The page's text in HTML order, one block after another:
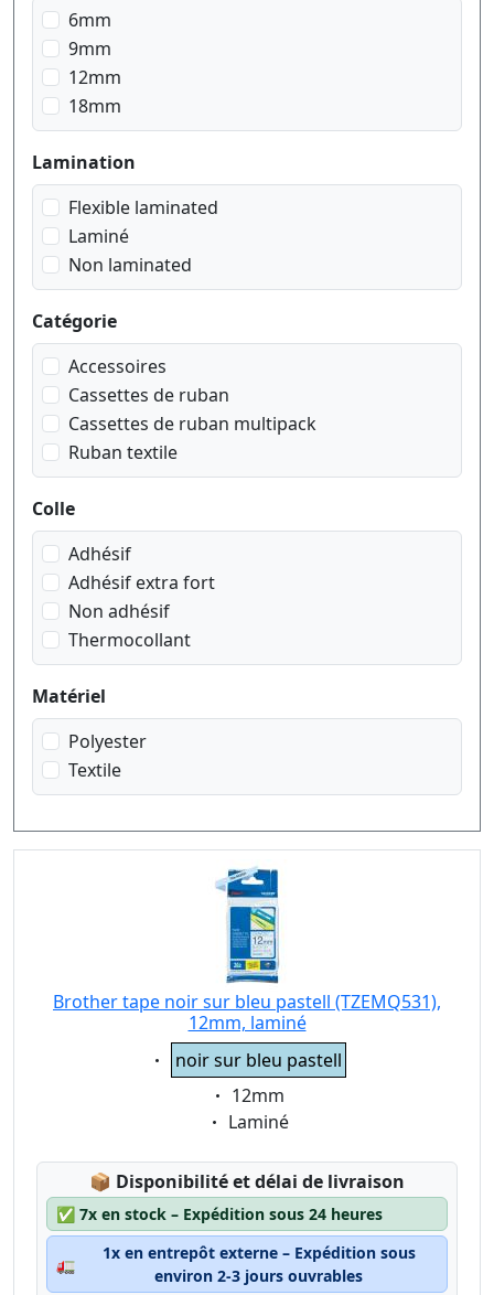
noir sur bleu pastell
noir sur doré geometrisch
noir sur jaune
noir sur lila pastell
noir sur motif Vichy rouge
noir sur motif avec des cœurs roses
noir sur motifs dentelle argent
noir sur rose pastel
noir sur transparent
noir sur transparent matt
rouge sur transparent
6mm
9mm
12mm
18mm
Lamination
Flexible laminated
Laminé
Non laminated
Catégorie
Accessoires
Cassettes de ruban
Cassettes de ruban multipack
Ruban textile
Colle
Adhésif
Adhésif extra fort
Non adhésif
Thermocollant
Matériel
Polyester
Textile
Brother tape noir sur bleu pastell (TZEMQ531),
12mm, laminé
Eigenschaft:
noir sur bleu pastell
Eigenschaft:
12mm
Eigenschaft:
Laminé
📦 Lagerstatus:
Disponibilité et délai de livraison
✅ 7x en stock – Expédition sous 24 heures
🚛
1x en entrepôt externe – Expédition sous
environ 2-3 jours ouvrables